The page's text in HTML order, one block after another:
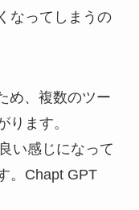
なってしまうの
め、複数のツー
ります。
い感じになって
。Chapt GPT